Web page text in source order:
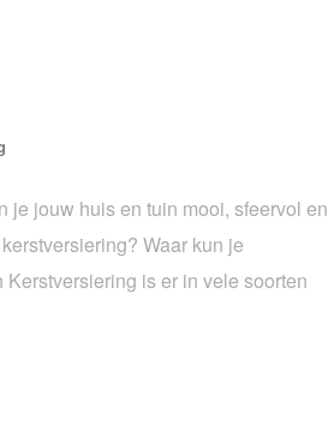
je jouw huis en tuin mooi, sfeervol en
Waar kun je
is er in vele soorten